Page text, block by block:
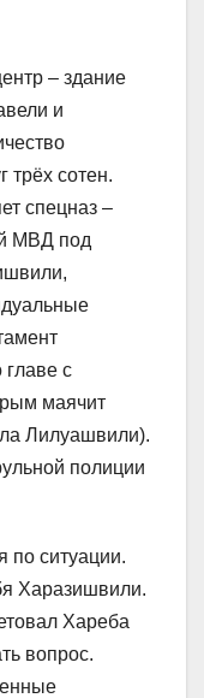
– здание
и
трёх сотен.
спецназ –
МВД под
с
маячит
Лилуашвили).
полиции
по ситуации.
Харазишвили.
Хареба
вопрос.